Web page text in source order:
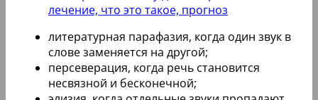
лечение, что это такое, прогноз
литературная парафазия, когда один звук в
слове заменяется на другой;
персеверация, когда речь становится
несвязной и бесконечной;